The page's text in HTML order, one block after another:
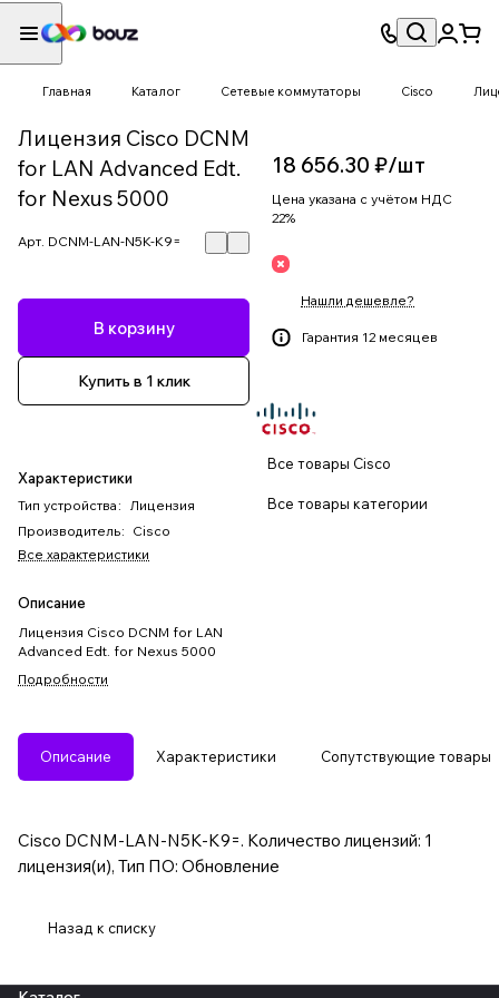
Главная Каталог Сетевые коммутаторы Cisco
Лицензия Cisco DCNM
for LAN Advanced Edt.
for Nexus 5000
Арт. DCNM-LAN-N5K-K9=
В корзину
Купить в 1 клик
Характеристики
Тип устройства : Лицензия
Производитель: Cisco
Все характеристики
Описание
Лицензия Cisco DCNM for LAN
Advanced Edt. for Nexus 5000
Подробности
18 656.30 ₽/шт
Цена указана с учётом НДС
22%
Нашли дешевле?
Гарантия 12 месяцев
Все товары Cisco
Все товары категории
Описание Характеристики Сопутствующие товары
Cisco DCNM-LAN-N5K-K9=. Количество лицензий: 1
лицензия(и), Тип ПО: Обновление
Назад к списку